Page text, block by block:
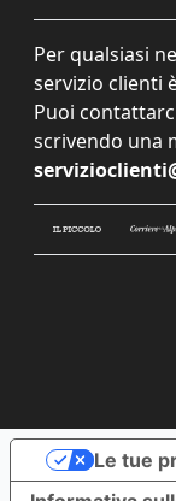
Per qualsiasi
servizio clienti
Puoi
scrivendo una
Le tue